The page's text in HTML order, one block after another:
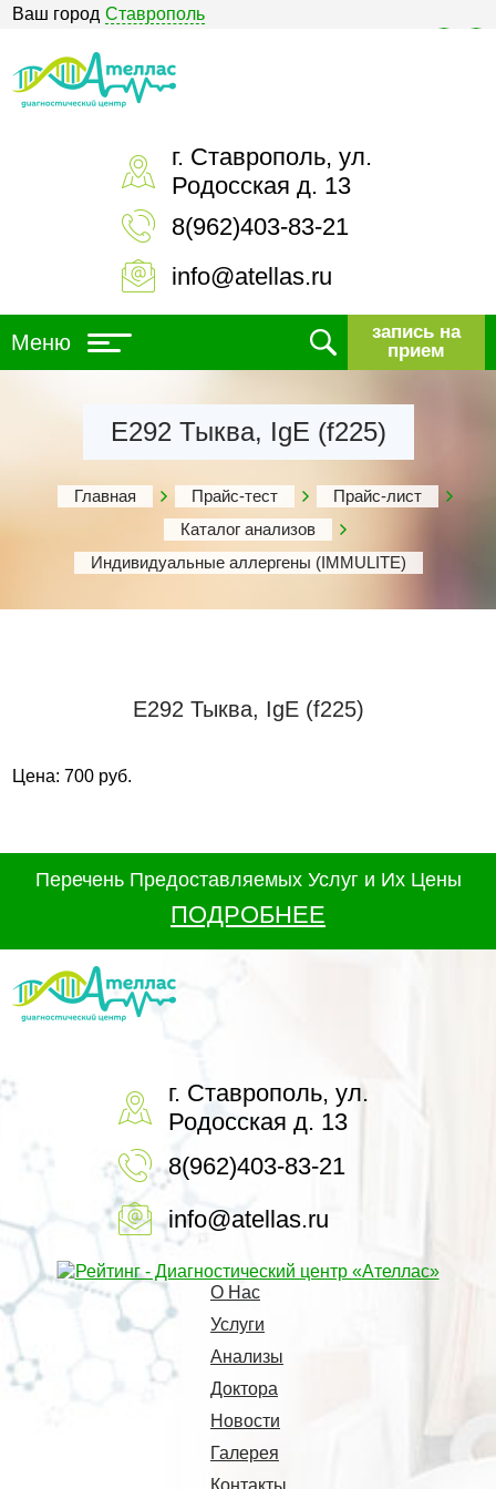
Ваш город Ставрополь
г. Ставрополь, ул.
Родосская д. 13
8(962)403-83-21
info@atellas.ru
Меню
запись на
прием
Е292 Тыква, IgE (f225)
Главная Прайс-тест
Прайс-лист
Каталог анализов
Индивидуальные аллергены (IMMULITE)
Е292 Тыква, IgE (f225)
Цена: 700 руб.
Перечень Предоставляемых Услуг и Их Цены
ПОДРОБНЕЕ
г. Ставрополь, ул.
Родосская д. 13
8(962)403-83-21
info@atellas.ru
О Нас
Услуги
Анализы
Доктора
Новости
Галерея
Контакты